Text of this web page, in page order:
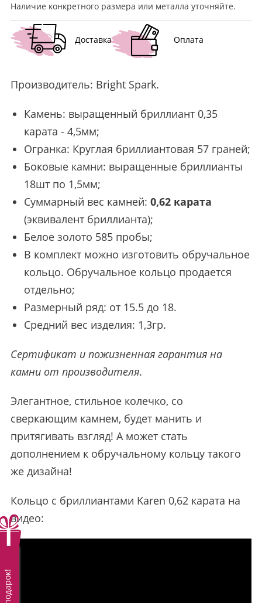
Наличие конкретного размера или металла уточняйте.
Доставка Оплата
Производитель: Bright Spark.
Камень: выращенный бриллиант 0,35
карата - 4,5мм;
Огранка: Круглая бриллиантовая 57 граней;
Боковые камни: выращенные бриллианты
18шт по 1,5мм;
Суммарный вес камней: 0,62 карата
(эквивалент бриллианта);
Белое золото 585 пробы;
В комплект можно изготовить обручальное
кольцо. Обручальное кольцо продается
отдельно;
Размерный ряд: от 15.5 до 18.
Средний вес изделия: 1,3гр.
Сертификат и пожизненная гарантия на
камни от производителя.
Элегантное, стильное колечко, со
сверкающим камнем, будет манить и
притягивать взгляд! А может стать
дополнением к обручальному кольцу такого
же дизайна!
Кольцо с бриллиантами Karen 0,62 карата на
видео: